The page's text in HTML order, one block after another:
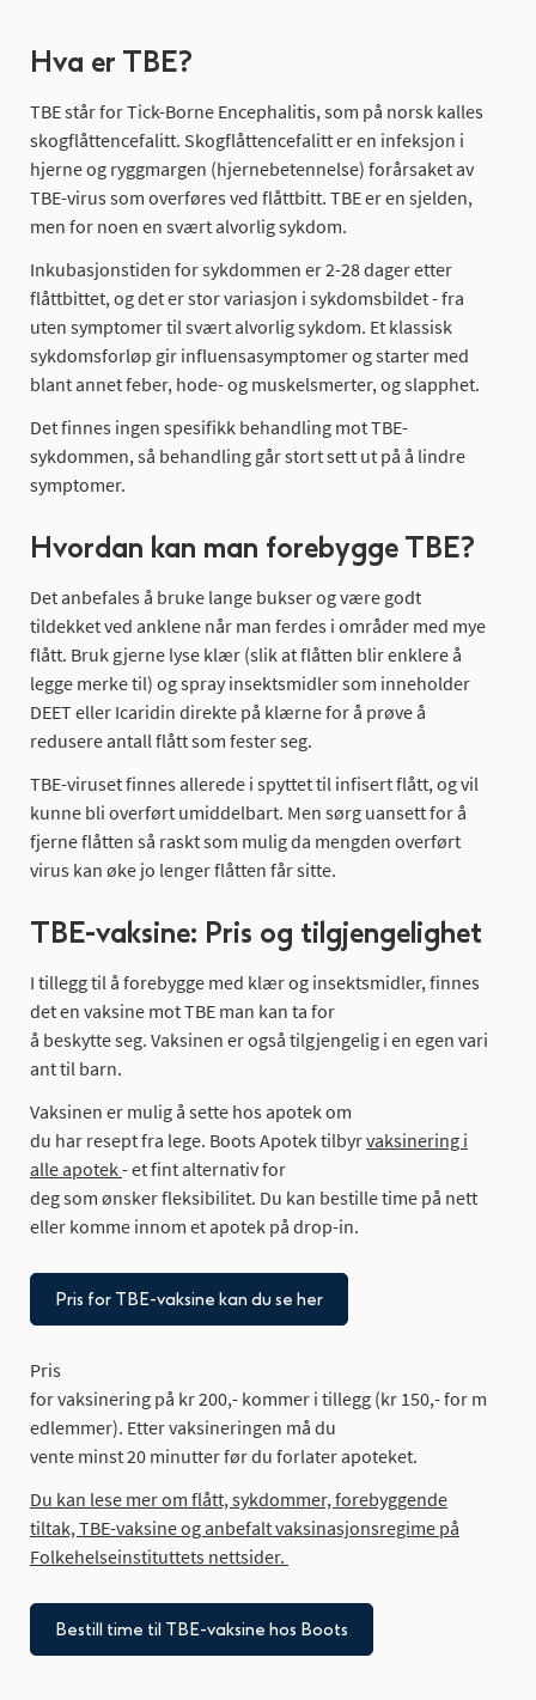
av flått,
orhindre smitte av annen flåttbåren sykdom som
borreliose.
• Vaksine mot
TBE kan tas av både barn og voksne.
å utvikle sykdom etter flåttbitt, men det
er viktig å kontakte lege ved symptomer.
Hva er TBE?
TBE står for Tick-Borne Encephalitis, som på norsk kalles
skogflåttencefalitt. Skogflåttencefalitt er en infeksjon i
hjerne og ryggmargen (hjernebetennelse) forårsaket av
TBE-virus som overføres ved flåttbitt. TBE er en sjelden,
men for noen en svært alvorlig sykdom.
Inkubasjonstiden for sykdommen er 2-28 dager etter
flåttbittet, og det er stor variasjon i sykdomsbildet - fra
uten symptomer til svært alvorlig sykdom. Et klassisk
sykdomsforløp gir influensasymptomer og starter med
blant annet feber, hode- og muskelsmerter, og slapphet.
Det finnes ingen spesifikk behandling mot TBE-
sykdommen, så behandling går stort sett ut på å lindre
symptomer.
Hvordan kan man forebygge TBE?
Det anbefales å bruke lange bukser og være godt
tildekket ved anklene når man ferdes i områder med mye
flått. Bruk gjerne lyse klær (slik at flåtten blir enklere å
legge merke til) og spray insektsmidler som inneholder
DEET eller Icaridin direkte på klærne for å prøve å
redusere antall flått som fester seg.
TBE-viruset finnes allerede i spyttet til infisert flått, og vil
kunne bli overført umiddelbart. Men sørg uansett for å
fjerne flåtten så raskt som mulig da mengden overført
virus kan øke jo lenger flåtten får sitte.
TBE-vaksine: Pris og tilgjengelighet
I tilleggtilå forebygge med klærog insektsmidler,finnes
deten vaksine mot TBE man kan ta for
å beskytteseg. Vaksinen erogså tilgjengelig i en egen vari
anttil barn.
Vaksinen er muligå sette hosapotekom
du har reseptfra lege. BootsApotektilbyrvaksinering i
alle apotek- etfintalternativfor
degsom ønskerfleksibilitet. Du kan bestilletime på nett
eller komme innom etapotek på drop-in.
Pris for TBE-vaksine kan du se her
Pris
forvaksinering på kr200,- kommer i tillegg (kr 150,-for m
edlemmer). Ettervaksineringen må du
vente minst20 minutterførdu forlaterapoteket.
Du kan lese mer om flått, sykdommer, forebyggende
tiltak, TBE-vaksine og anbefalt vaksinasjonsregime på
Folkehelseinstituttets nettsider.
Bestill time til TBE-vaksine hos Boots